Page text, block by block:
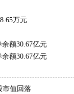
万元
额30.67亿元
额30.67亿元
市值回落